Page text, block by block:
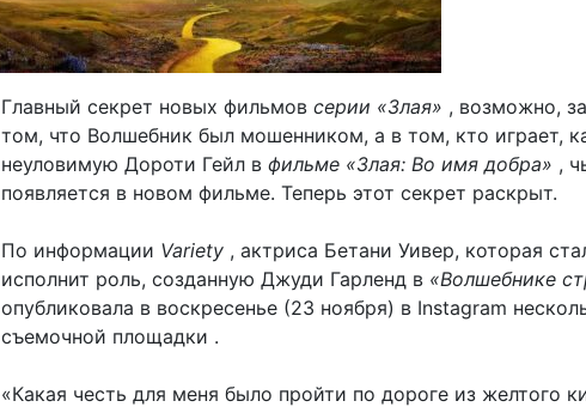
Главный секрет новых фильмов серии «Злая» , возможно,
том, что Волшебник был мошенником, а в том, кто играет,
неуловимую Дороти Гейл в фильме «Злая: Во имя добра» ,
появляется в новом фильме. Теперь этот секрет раскрыт.
По информации Variety , актриса Бетани Уивер, которая
исполнит роль, созданную Джуди Гарленд в «Волшебнике
опубликовала в воскресенье (23 ноября) в Instagram
съемочной площадки .
«Какая честь для меня было пройти по дороге из желтого